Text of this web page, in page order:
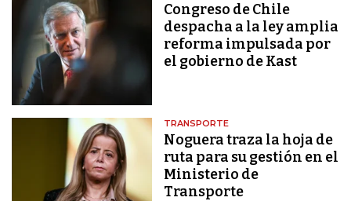
Congreso de Chile
despacha a la ley amplia
reforma impulsada por
el gobierno de Kast
TRANSPORTE
Noguera traza la hoja de
ruta para su gestión en el
Ministerio de
Transporte